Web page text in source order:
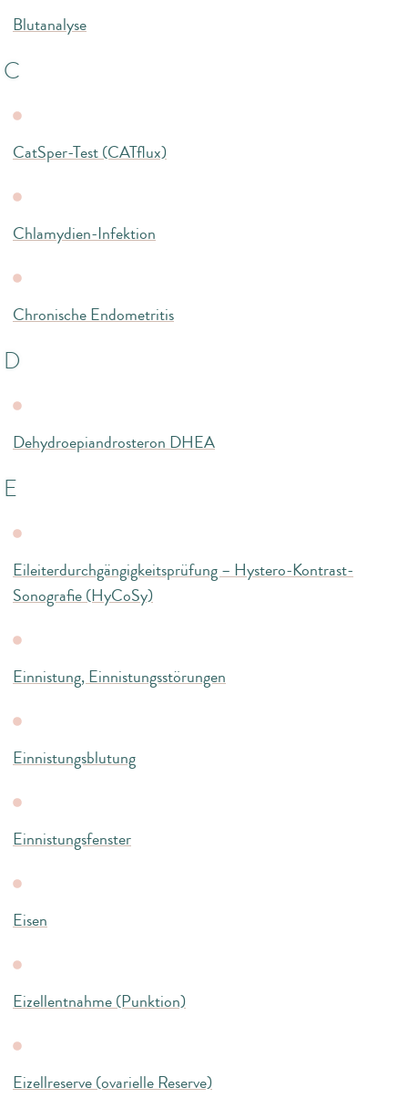
Blutanalyse
C
CatSper-Test (CATflux)
Chlamydien-Infektion
Chronische Endometritis
D
Dehydroepiandrosteron DHEA
E
Eileiterdurchgängigkeitsprüfung – Hystero-Kontrast-
Sonografie (HyCoSy)
Einnistung, Einnistungsstörungen
Einnistungsblutung
Einnistungsfenster
Eisen
Eizellentnahme (Punktion)
Eizellreserve (ovarielle Reserve)